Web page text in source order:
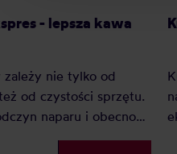
- lepsza kawa
zależy nie tylko od
od czystości sprzętu.
naparu i obecność
w kawie zostawiają